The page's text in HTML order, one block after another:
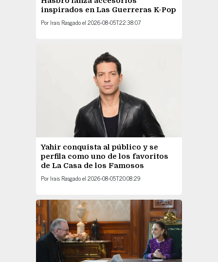
inspirados en Las Guerreras K-Pop
Por Irais Rasgadoel 2026-08-05T22:38:07
Yahir conquista al público y se
perfila como uno de los favoritos
de La Casa de los Famosos
Por Irais Rasgadoel 2026-08-05T20:08:29